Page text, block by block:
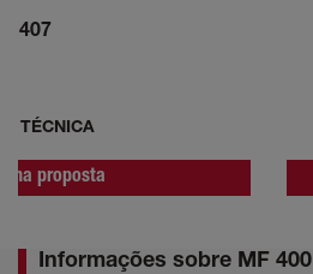
407
TÉCNICA
proposta
Informações sobre MF 400